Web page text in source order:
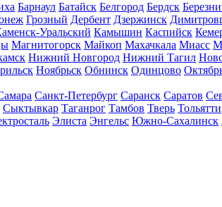
Барнаул Батайск Белгород Бердск
Грозный Дербент Дзержинск
Уральский Камышин Каспийск
Магнитогорск Майкоп Махачкала Миасс
Нижний Новгород Нижний Тагил
Ноябрьск Обнинск Одинцово
Санкт-Петербург Саранск Саратов
Сыктывкар Таганрог Тамбов Тверь Тольятти
Элиста Энгельс Южно-Сахалинск